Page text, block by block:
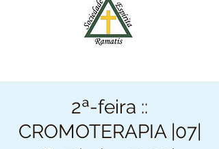
2ª-feira ::
CROMOTERAPIA |07|